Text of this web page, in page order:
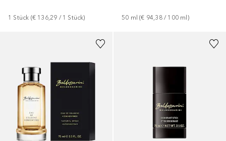
1 Stück (€ 136,29 / 1 Stück) 50 ml (€ 94,38 / 100 ml)